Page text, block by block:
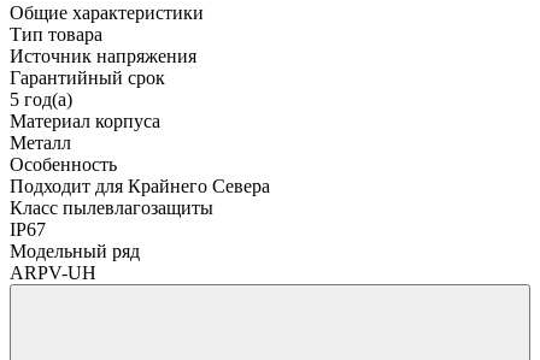
Общие характеристики
Тип товара
Источник напряжения
Гарантийный срок
5 год(а)
Материал корпуса
Металл
Особенность
Подходит для Крайнего Севера
Класс пылевлагозащиты
IP67
Модельный ряд
ARPV-UH